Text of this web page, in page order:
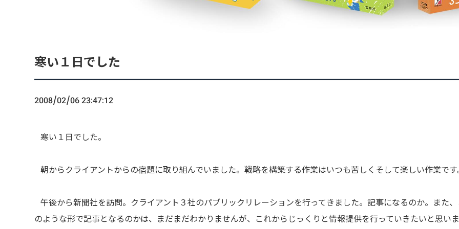
寒い１日でした
2008/02/06 23:47:12
寒い１日でした。
朝からクライアントからの宿題に取り組んでいました。戦略を構築する作業はいつも苦しくそして楽しい作業です
午後から新聞社を訪問。クライアント３社のパブリックリレーションを行ってきました。記事になるのか。また
のような形で記事となるのかは、まだまだわかりませんが、これからじっくりと情報提供を行っていきたいと思い